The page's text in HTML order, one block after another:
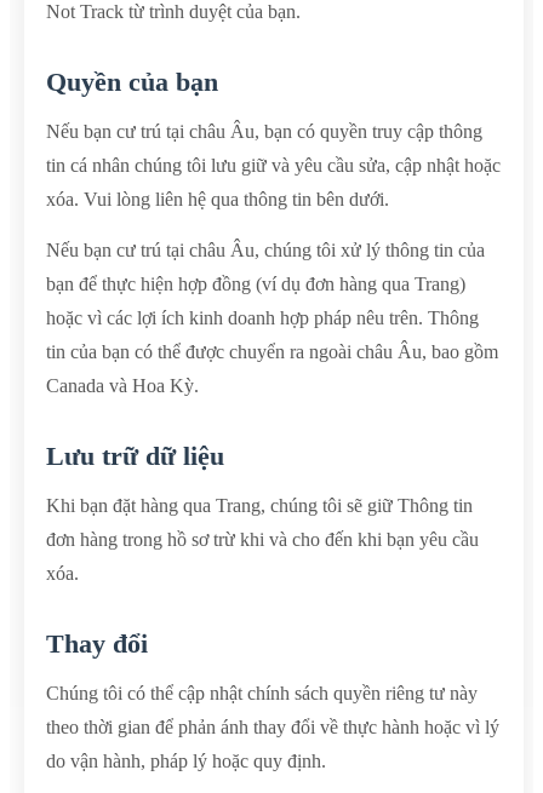
Not Track từ trình duyệt của bạn.
Quyền của bạn
Nếu bạn cư trú tại châu Âu, bạn có quyền truy cập thông
tin cá nhân chúng tôi lưu giữ và yêu cầu sửa, cập nhật hoặc
xóa. Vui lòng liên hệ qua thông tin bên dưới.
Nếu bạn cư trú tại châu Âu, chúng tôi xử lý thông tin của
bạn để thực hiện hợp đồng (ví dụ đơn hàng qua Trang)
hoặc vì các lợi ích kinh doanh hợp pháp nêu trên. Thông
tin của bạn có thể được chuyển ra ngoài châu Âu, bao gồm
Canada và Hoa Kỳ.
Lưu trữ dữ liệu
Khi bạn đặt hàng qua Trang, chúng tôi sẽ giữ Thông tin
đơn hàng trong hồ sơ trừ khi và cho đến khi bạn yêu cầu
xóa.
Thay đổi
Chúng tôi có thể cập nhật chính sách quyền riêng tư này
theo thời gian để phản ánh thay đổi về thực hành hoặc vì lý
do vận hành, pháp lý hoặc quy định.